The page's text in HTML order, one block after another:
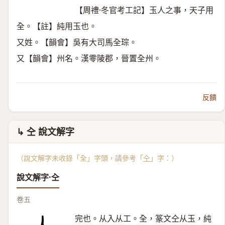
【周禮·冬官考工記】玉人之事，天子用
全。【註】純用玉也。
又姓。【韻會】吳有大司馬全琮。
又【韻會】州名。漢零陵郡，晉置全州。
反饋
↳ 㒰 說文解字
（說文解字未收錄「全」字頭，請參考「㒰 」字：）
說文解字·㒰
卷五
完也。从入从工。全，篆文仝从玉，純